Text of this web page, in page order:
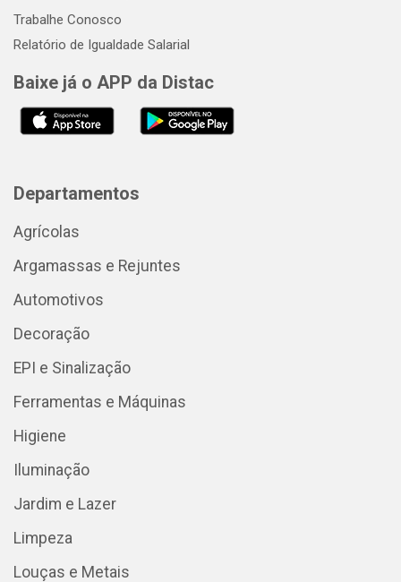
Trabalhe Conosco
Relatório de Igualdade Salarial
Baixe já o APP da Distac
Departamentos
Agrícolas
Argamassas e Rejuntes
Automotivos
Decoração
EPI e Sinalização
Ferramentas e Máquinas
Higiene
Iluminação
Jardim e Lazer
Limpeza
Louças e Metais